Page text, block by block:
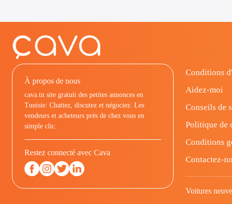
À propos de nous
cava.tn site gratuit des petites annonces en
Tunisie: Chattez, discutez et négociez. Les
vendeurs et acheteurs prés de chez vous en
simple clic.
Restez connecté avec Cava
Conditions
Aidez-moi
Conseils de
Politique de
Conditions
Contactez-
Voitures